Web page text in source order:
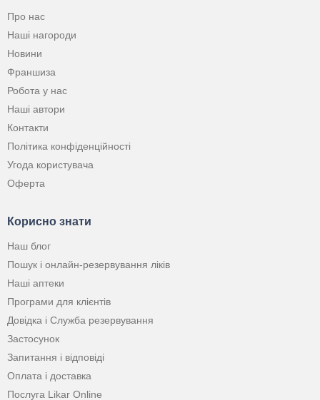
Про нас
Наші нагороди
Новини
Франшиза
Робота у нас
Наші автори
Контакти
Політика конфіденційності
Угода користувача
Оферта
Корисно знати
Наш блог
Пошук і онлайн-резервування ліків
Наші аптеки
Програми для клієнтів
Довідка і Служба резервування
Застосунок
Запитання і відповіді
Оплата і доставка
Послуга Likar Online